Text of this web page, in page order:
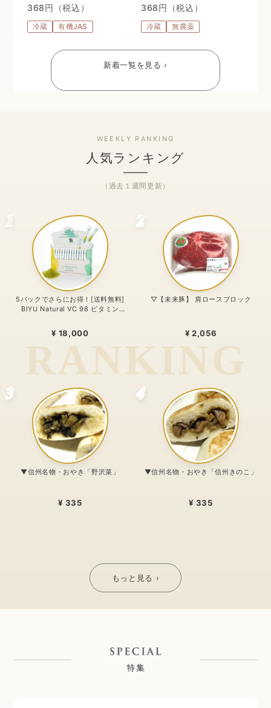
368円（税込）
冷蔵 有機JAS
368円（税込）
冷蔵 無農薬
新着一覧を見る ›
人気ランキング
（過去１週間更新）
1
5パックでさらにお得！[送料無料]
BIYU Natural VC 98 ビタミン
合〜 24時間、体温を感じるビタミン
C。98%植物由来のリポソーム処方
¥ 18,000
2
▽【未来豚】 肩ロースブロック
¥ 2,056
3
▼信州名物・おやき「野沢菜」
¥ 335
4
▼信州名物・おやき「信州きのこ」
¥ 335
もっと見る ›